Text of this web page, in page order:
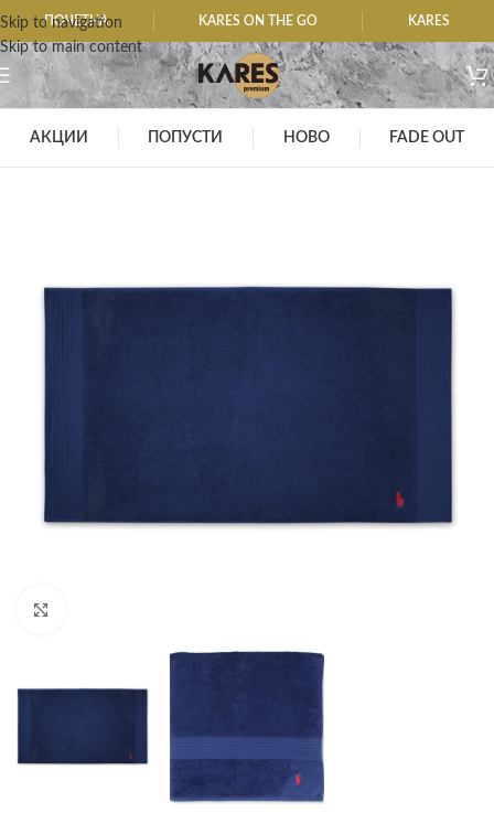
Skip to navigation
Skip to main content
ПОЧЕТНА KARES ON THE GO KARES
АКЦИИ ПОПУСТИ НОВО FADE OUT